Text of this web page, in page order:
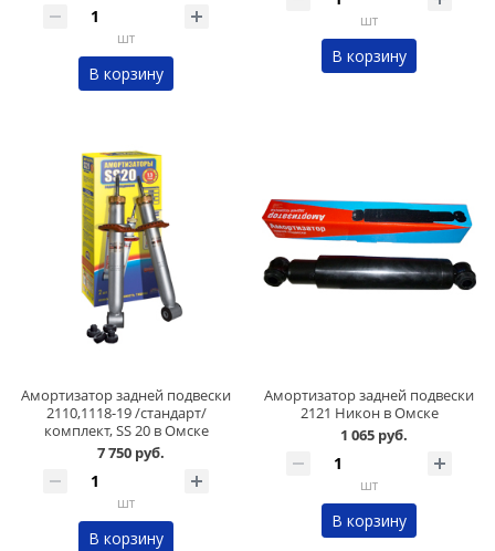
шт
В корзину
шт
В корзину
Амортизатор задней подвески
2110,1118-19 /стандарт/
комплект, SS 20 в Омске
7 750 руб.
шт
В корзину
Амортизатор задней подвески
2121 Никон в Омске
1 065 руб.
шт
В корзину